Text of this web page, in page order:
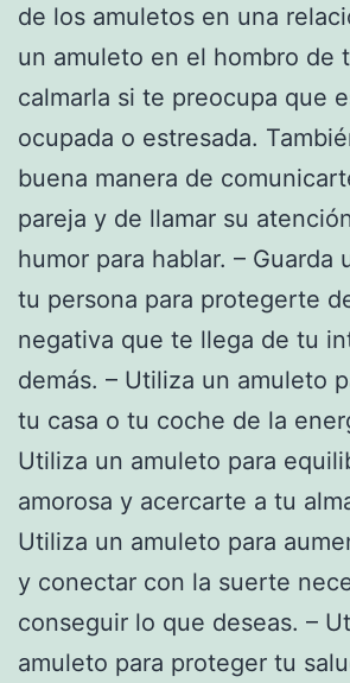
de los amuletos en una
un amuleto en el hombro de
calmarla si te preocupa que
ocupada o estresada.
buena manera de
pareja y de llamar su
humor para hablar. – Guarda
tu persona para protegerte
negativa que te llega de tu
demás. – Utiliza un amuleto
tu casa o tu coche de la
Utiliza un amuleto para
amorosa y acercarte a tu
Utiliza un amuleto para
y conectar con la suerte
conseguir lo que deseas. –
amuleto para proteger tu